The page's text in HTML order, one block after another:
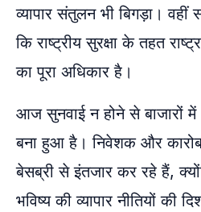
व्यापार संतुलन भी बिगड़ा। वहीं
कि राष्ट्रीय सुरक्षा के तहत
का पूरा अधिकार है।
आज सुनवाई न होने से बाजारों में
बना हुआ है। निवेशक और
बेसब्री से इंतजार कर रहे हैं,
भविष्य की व्यापार नीतियों की